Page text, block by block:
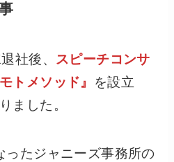
社後、 スピーチコンサ
トメソッド』
を設立
ました。
ったジャニーズ事務所の